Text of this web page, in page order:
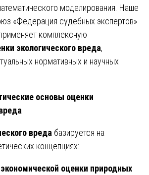
моделирования. Наше
«Федерация судебных экспертов»
комплексную
экологического вреда,
нормативных и научных
основы оценки
вреда базируется на
концепциях:
оценки природных